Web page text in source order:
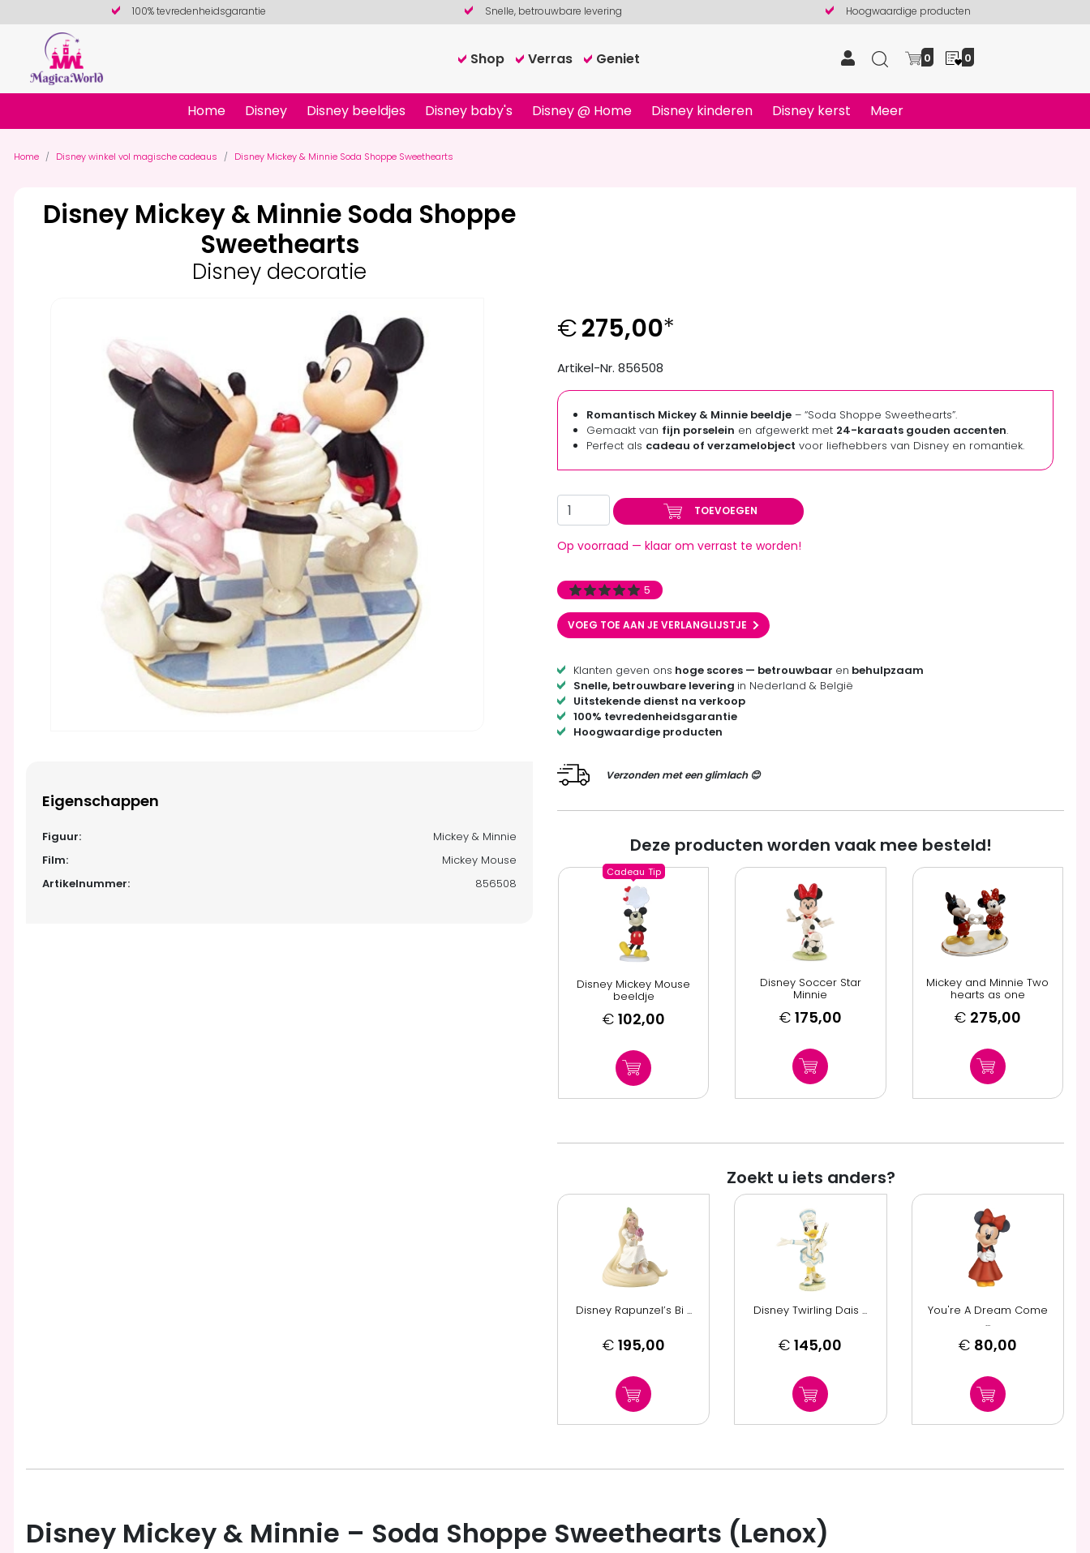
100% tevredenheidsgarantie Snelle, betrouwbare levering Hoogwaardige producten
Shop Verras Geniet 0 0
Home Disney Disney beeldjes Disney baby's Disney @ Home Disney kinderen Disney kerst Meer
Home Disney winkel vol magische cadeaus Disney Mickey & Minnie Soda Shoppe Sweethearts
Disney Mickey & Minnie Soda Shoppe
Sweethearts
Disney decoratie
Eigenschappen
Figuur:
Mickey & Minnie
Film:
Mickey Mouse
Artikelnummer:
856508
€275,00*
Artikel-Nr. 856508
Romantisch Mickey & Minnie beeldje – “Soda Shoppe Sweethearts”.
Gemaakt van fijn porselein en afgewerkt met 24-karaats gouden accenten.
Perfect als cadeau of verzamelobject voor liefhebbers van Disney en romantiek.
TOEVOEGEN
Op voorraad — klaar om verrast te worden!
5
VOEG TOE AAN JE VERLANGLIJSTJE
Klanten geven ons hoge scores — betrouwbaar en behulpzaam
Snelle, betrouwbare levering in Nederland & België
Uitstekende dienst na verkoop
100% tevredenheidsgarantie
Hoogwaardige producten
Verzonden met een glimlach 😊
Deze producten worden vaak mee besteld!
Cadeau Tip
Disney Mickey Mouse
beeldje
€ 102,00
Disney Soccer Star
Minnie
€ 175,00
Mickey and Minnie Two
hearts as one
€ 275,00
Zoekt u iets anders?
Disney Rapunzel’s Bi ...
€ 195,00
Disney Twirling Dais ...
€ 145,00
You're A Dream Come
...
€ 80,00
Disney Mickey & Minnie – Soda Shoppe Sweethearts (Lenox)